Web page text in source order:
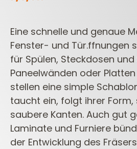
Eine schnelle und genaue
Fenster- und Tür.ffnungen
für Spülen, Steckdosen
Paneelwänden oder
stellen eine simple
taucht ein, folgt ihrer
saubere Kanten. Auch gut
Laminate und Furniere
der Entwicklung des Fräsers